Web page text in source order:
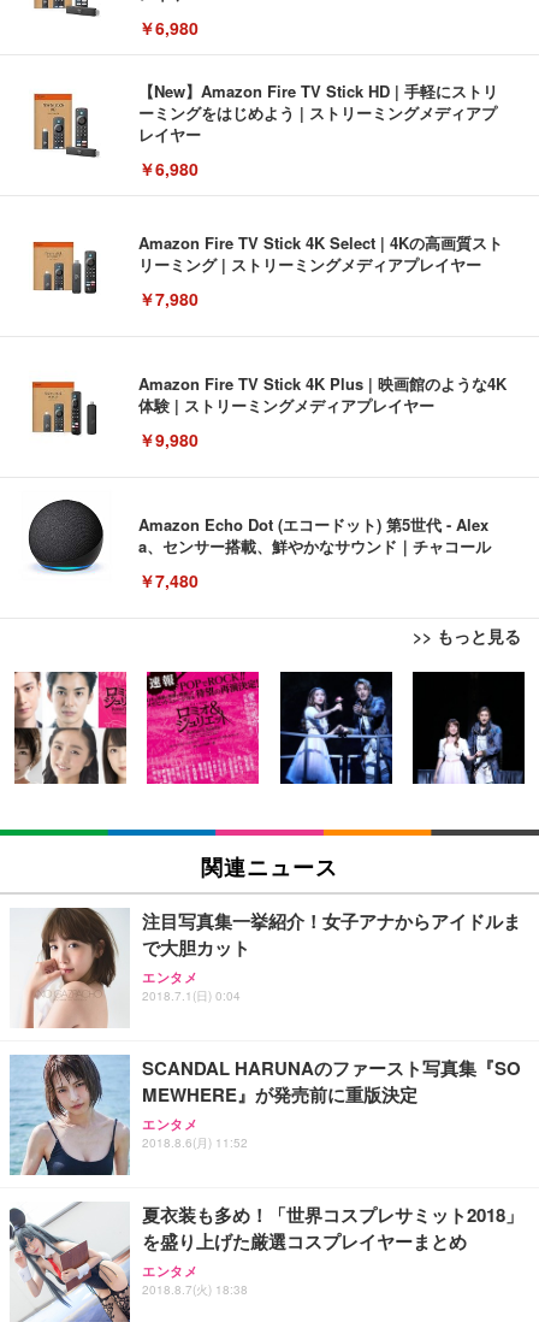
￥6,980
【New】Amazon Fire TV Stick HD | 手軽にストリ
ーミングをはじめよう | ストリーミングメディアプ
レイヤー
￥6,980
Amazon Fire TV Stick 4K Select | 4Kの高画質スト
リーミング | ストリーミングメディアプレイヤー
￥7,980
Amazon Fire TV Stick 4K Plus | 映画館のような4K
体験 | ストリーミングメディアプレイヤー
￥9,980
Amazon Echo Dot (エコードット) 第5世代 - Alex
a、センサー搭載、鮮やかなサウンド｜チャコール
￥7,480
>> もっと見る
[EdoErgo] オフィスチェア 椅子 テレワーク 疲れな
い 跳ね上げ式アームレスト コンパクト 約105度ロッ
キング pc 事務椅子 360度回転 座面昇降 強化ナイロ
ン樹脂ベース 通気性メッシュ 在宅ワーク H-WY01
(黒網+黒枠+黒足)
￥5,699
SIHOO B100 オフィスチェア／デスクチェア メッシ
ュチェア 人間工学 疲れない ブラック
￥27,999
ワーク チェア 強化バックレスト 30度ロッキング機
能 人間工学 椅子 腰サポート 90度跳ね上げ式アーム
務用 おしゃれ パソコンチェア (ブラック)
Sezlife オフィスチェア デスクチェア 疲れない テレ
ワーク チェア 強化バックレスト 30度ロッキング機
能 人間工学 椅子 腰サポート 90度跳ね上げ式アーム
務用 おしゃれ パソコンチェア (ホワイト)
ANDWINT オフィスチェア デスクチェア 肘なし メ
ッシュ 通気性 ランバーサポート付き 腰サポート ガ
ス圧無段階昇降 360度回転 キャスター付き コンパク
EIZO ビジネス向けプレミアムモニター | FlexScan
EV3240X-WT | 31.5型4K UHD・USB Type-C・ホワ
イト
￥105,595
EIZO ビジネス向けプレミアムモニター | FlexScan
￥109,572
【純正品】27"ゲーミングモニター DualSense 充電
フック付き（CFI-ZDM1J）
【整備済み品】Dell E2724HS 27インチ 液晶モニタ
ー フルHD（1920×1080）VA 非光沢 HDMI/DisplayP
ort/VGA スピーカー内蔵 高さ調整 スイベル VESA対
【MiniLED/24.5inch/280Hz/FHD】GRAPHT THE S
HOOTER Gaming Monitor 24” Essential ゲーミン
グモニター QD 24.5インチ 1ms FHD 量子ドット 残
Amazonベーシック ペットシーツ 薄型 レギュラー 1
回使い捨て 無香料 ホワイト 300枚
￥3,373
Amazonベーシック ペットシーツ 厚型 ワイド 42枚
x2袋(84枚) ホワイト(吸収面:ライトブルー)
￥3,234
ネオ・ルーライフ ネオ・オムツ L 中型犬用 26枚入
り 単品
Smart Basic(スマートベーシック) 【Amazon.co.jp
限定】 Smart Basic アイリスオーヤマ ペットシーツ
超厚型 お徳用 ワイド 100枚入 (x 1) (ケース販売)
アイリスオーヤマ ペットシーツ 超厚型 お徳用 レギ
ュラー 200枚入【Amazon.co.jp限定】
関連ニュース
注目写真集一挙紹介！女子アナからアイドルま
で大胆カット
エンタメ
2018.7.1(日) 0:04
SCANDAL HARUNAのファースト写真集『SO
MEWHERE』が発売前に重版決定
エンタメ
2018.8.6(月) 11:52
夏衣装も多め！「世界コスプレサミット2018」
を盛り上げた厳選コスプレイヤーまとめ
エンタメ
2018.8.7(火) 18:38